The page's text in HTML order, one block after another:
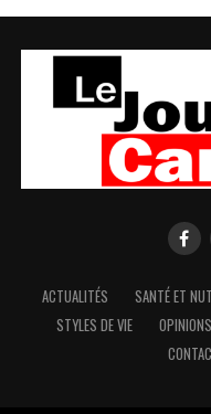
ACTUALITÉS SANTÉ ET
STYLES DE VIE
OPINIONS